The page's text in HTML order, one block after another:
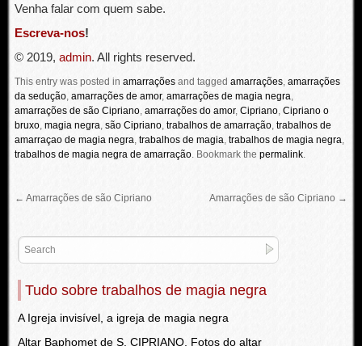
Venha falar com quem sabe.
Escreva-nos!
© 2019, admin. All rights reserved.
This entry was posted in amarraçõesand tagged amarrações, amarrações
da sedução, amarrações de amor, amarrações de magia negra,
amarrações de são Cipriano, amarrações do amor, Cipriano, Cipriano o
bruxo, magia negra, são Cipriano, trabalhos de amarração, trabalhos de
amarraçao de magia negra, trabalhos de magia, trabalhos de magia negra,
trabalhos de magia negra de amarração.Bookmark the permalink.
← Amarrações de são Cipriano Amarrações de são Cipriano →
Tudo sobre trabalhos de magia negra
A Igreja invisível, a igreja de magia negra
Altar Baphomet de S. CIPRIANO, Fotos do altar